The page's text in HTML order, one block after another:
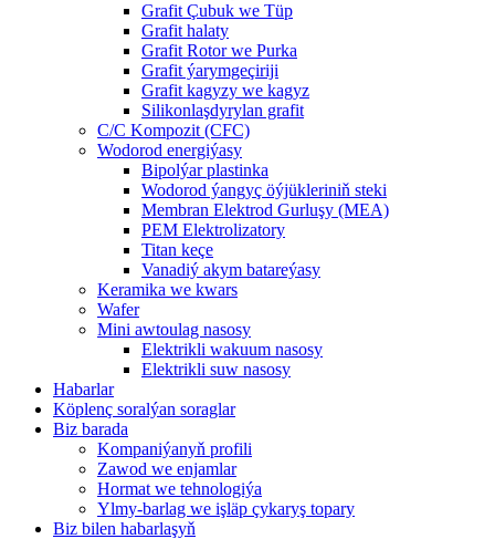
Grafit Çubuk we Tüp
Grafit halaty
Grafit Rotor we Purka
Grafit ýarymgeçiriji
Grafit kagyzy we kagyz
Silikonlaşdyrylan grafit
C/C Kompozit (CFC)
Wodorod energiýasy
Bipolýar plastinka
Wodorod ýangyç öýjükleriniň steki
Membran Elektrod Gurluşy (MEA)
PEM Elektrolizatory
Titan keçe
Vanadiý akym batareýasy
Keramika we kwars
Wafer
Mini awtoulag nasosy
Elektrikli wakuum nasosy
Elektrikli suw nasosy
Habarlar
Köplenç soralýan soraglar
Biz barada
Kompaniýanyň profili
Zawod we enjamlar
Hormat we tehnologiýa
Ylmy-barlag we işläp çykaryş topary
Biz bilen habarlaşyň